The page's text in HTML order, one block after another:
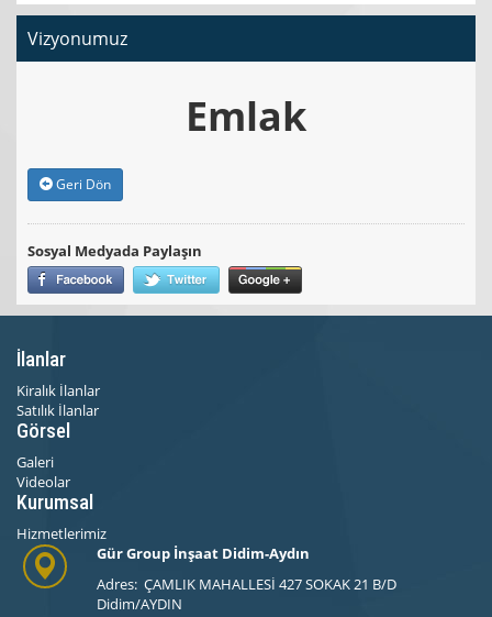
Vizyonumuz
Emlak
Geri Dön
Sosyal Medyada Paylaşın
İlanlar
Kiralık İlanlar
Satılık İlanlar
Görsel
Galeri
Videolar
Kurumsal
Hizmetlerimiz
Gür Group İnşaat Didim-Aydın
Adres: ÇAMLIK MAHALLESİ 427 SOKAK 21 B/D
Didim/AYDIN